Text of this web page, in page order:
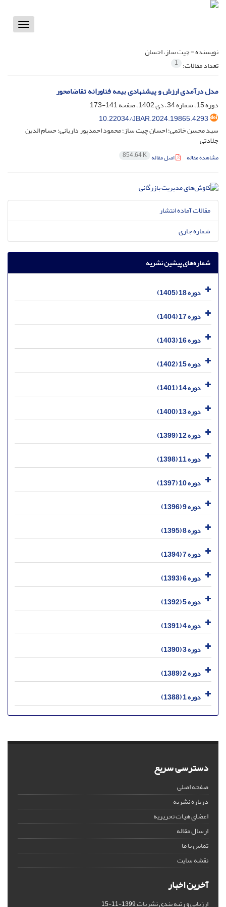
Toggle
نویسنده =چیت ساز، احسان
تعداد مقالات: 1
مدل درآمدی ارزش و پیشنهادی بیمه فناورانه تقاضامحور
دوره 15، شماره 34، دی 1402، صفحه
141-173
10.22034/JBAR.2024.19865.4293
سید محسن خاتمی؛ احسان چیت ساز؛ محمود احمدپور داریانی؛ حسام الدین
جلادتی
مشاهده مقاله اصل مقاله 854.64 K
مقالات آماده انتشار
شماره جاری
شماره‌های پیشین نشریه
دوره 18 (1405)
دوره 17 (1404)
دوره 16 (1403)
دوره 15 (1402)
دوره 14 (1401)
دوره 13 (1400)
دوره 12 (1399)
دوره 11 (1398)
دوره 10 (1397)
دوره 9 (1396)
دوره 8 (1395)
دوره 7 (1394)
دوره 6 (1393)
دوره 5 (1392)
دوره 4 (1391)
دوره 3 (1390)
دوره 2 (1389)
دوره 1 (1388)
دسترسی سریع
صفحه اصلی
درباره نشریه
اعضای هیات تحریریه
ارسال مقاله
تماس با ما
نقشه سایت
آخرین اخبار
ارزیابی و رتبه بندی نشریات1399-11-15